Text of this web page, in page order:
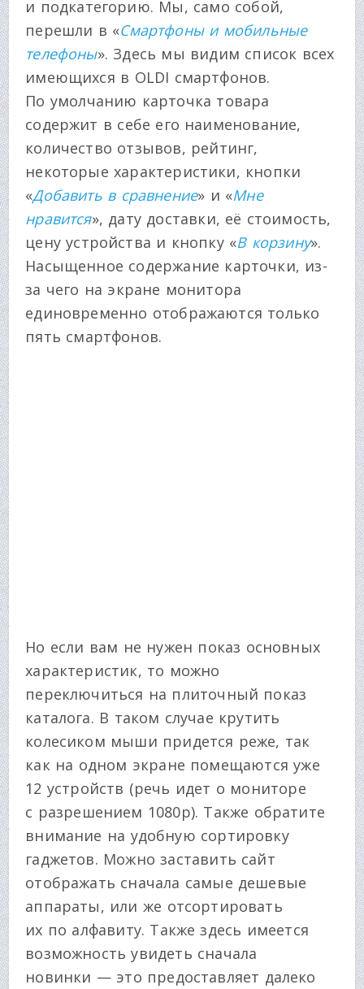
и подкатегорию. Мы, само собой,
перешли в «Смартфоны и мобильные
телефоны». Здесь мы видим список всех
имеющихся в OLDI смартфонов.
По умолчанию карточка товара
содержит в себе его наименование,
количество отзывов, рейтинг,
некоторые характеристики, кнопки
«Добавить в сравнение» и «Мне
нравится», дату доставки, её стоимость,
цену устройства и кнопку «В корзину».
Насыщенное содержание карточки, из-
за чего на экране монитора
единовременно отображаются только
пять смартфонов.
Но если вам не нужен показ основных
характеристик, то можно
переключиться на плиточный показ
каталога. В таком случае крутить
колесиком мыши придется реже, так
как на одном экране помещаются уже
12 устройств (речь идет о мониторе
с разрешением 1080p). Также обратите
внимание на удобную сортировку
гаджетов. Можно заставить сайт
отображать сначала самые дешевые
аппараты, или же отсортировать
их по алфавиту. Также здесь имеется
возможность увидеть сначала
новинки — это предоставляет далеко